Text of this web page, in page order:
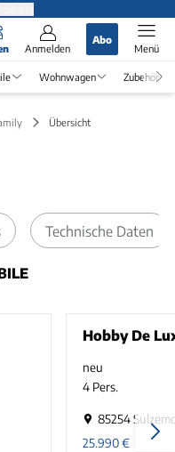
Anmelden
Abo
Menü
Wohnwagen Zubehör
Übersicht
Technische Daten
Hobby De
neu
4 Pers.
85254
25.990€